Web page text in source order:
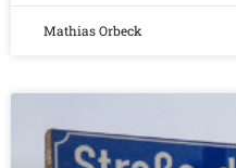
Mathias Orbeck